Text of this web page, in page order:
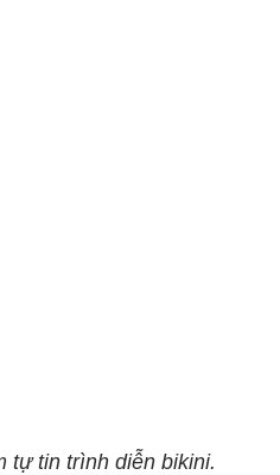
tự tin trình diễn bikini.